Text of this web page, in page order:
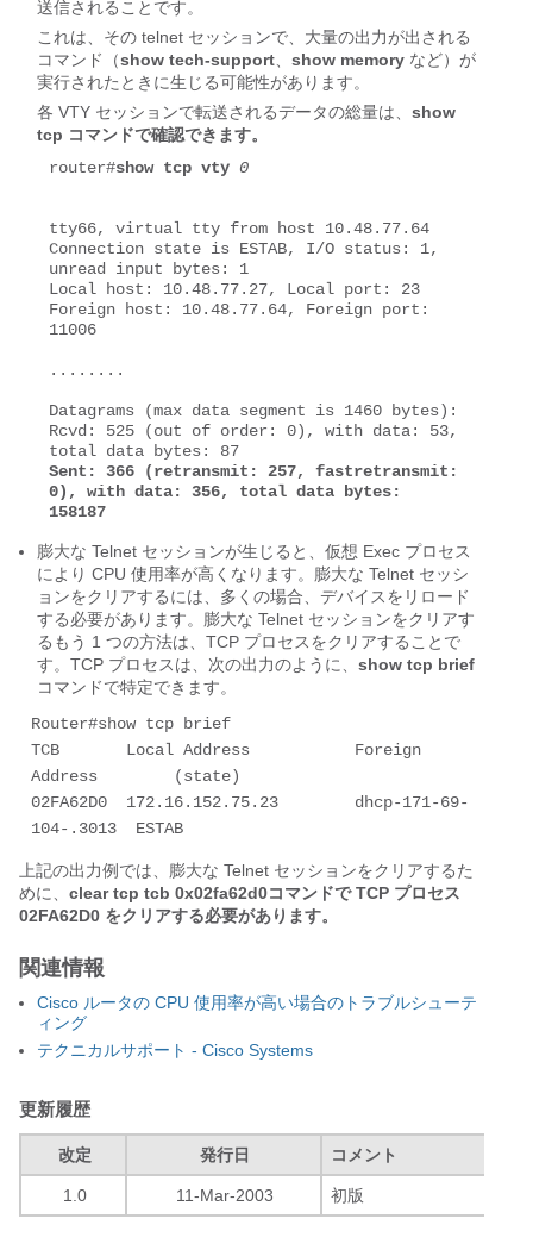
送信されることです。
これは、その telnet セッションで、大量の出力が出される
コマンド（show tech-support show memory など）が
実行されたときに生じる可能性があります。
各 VTY セッションで転送されるデータの総量は、 show
tcp コマンドで確認できます。
router#show tcp vty 0
tty66, virtual tty from host 10.48.77.64
Connection state is ESTAB, I/O status: 1,
unread input bytes: 1
Local host: 10.48.77.27, Local port: 23
Foreign host: 10.48.77.64, Foreign port:
11006
........
Datagrams (max data segment is 1460 bytes):
Rcvd: 525 (out of order: 0), with data: 53,
Sent: 366 (retransmit: 257, fastretransmit:
0), with data: 356, total data bytes:
158187
膨大な Telnet セッションが生じると、仮想 Exec プロセス
により CPU 使用率が高くなります。膨大な Telnet セッシ
ョンをクリアするには、多くの場合、デバイスをリロード
する必要があります。膨大な Telnet セッションをクリアす
るもう 1 つの方法は、TCP プロセスをクリアすることで
す。TCP プロセスは、次の出力のように、 show tcp brief
コマンドで特定できます。
Router#show tcp brief
TCB       Local Address           Foreign
Address        (state)
02FA62D0  172.16.152.75.23        dhcp-171-69-
104-.3013  ESTAB
上記の出力例では、膨大な Telnet セッションをクリアするた
めに、 clear tcp tcb 0x02fa62d0コマンドで TCP プロセス
02FA62D0 をクリアする必要があります。
関連情報
Cisco ルータの CPU 使用率が高い場合のトラブルシューテ
ィング
テクニカルサポート - Cisco Systems
更新履歴
改定 発行日 コメント
1.0 11-Mar-2003 初版